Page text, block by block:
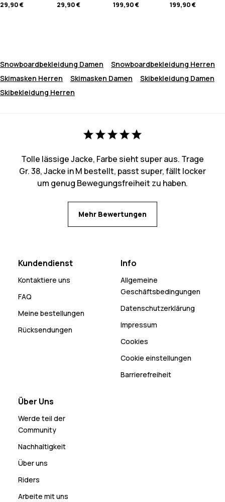
29,90 €
29,90 €
199,90 €
199,90 €
Snowboardbekleidung Damen
Snowboardbekleidung Herren
Skimasken Herren
Skimasken Damen
Skibekleidung Damen
Skibekleidung Herren
Tolle lässige Jacke, Farbe sieht super aus. Trage
Gr. 38, Jacke in M bestellt, passt super, fällt locker
um genug Bewegungsfreiheit zu haben.
Mehr Bewertungen
Kundendienst
Kontaktiere uns
FAQ
Meine bestellungen
Rücksendungen
Info
Allgemeine
Geschäftsbedingungen
Datenschutzerklärung
Impressum
Cookies
Cookie einstellungen
Barrierefreiheit
Über Uns
Werde teil der
Community
Nachhaltigkeit
Über uns
Riders
Arbeite mit uns